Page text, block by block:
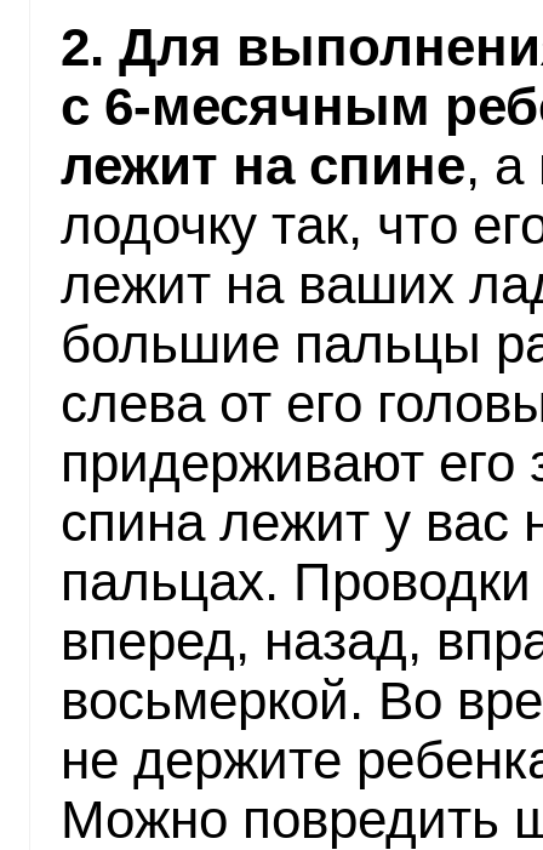
2. Для
с 6-месячным
лежит на спине, а
лодочку так, что
лежит на ваших
большие пальцы
слева от его
придерживают его
спина лежит у
пальцах.
вперед, назад,
восьмеркой. Во
не держите
Можно повредить